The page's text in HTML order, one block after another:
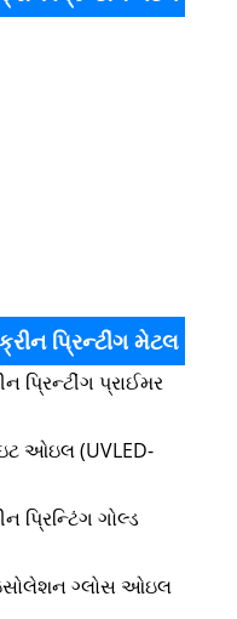
પ્રિન્ટીંગ મેટલ
પ્રિન્ટીંગ પ્રાઈમર
ઓઇલ (UVLED-
પ્રિન્ટિંગ ગોલ્ડ
ગ્લોસ ઓઇલ